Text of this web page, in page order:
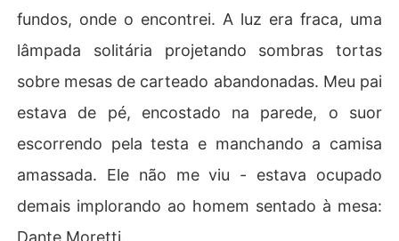
fundos, onde o encontrei. A luz era fraca, uma
lâmpada solitária projetando sombras tortas
sobre mesas de carteado abandonadas. Meu pai
estava de pé, encostado na parede, o suor
escorrendo pela testa e manchando a camisa
amassada. Ele não me viu - estava ocupado
demais implorando ao homem sentado à mesa:
Dante Moretti.